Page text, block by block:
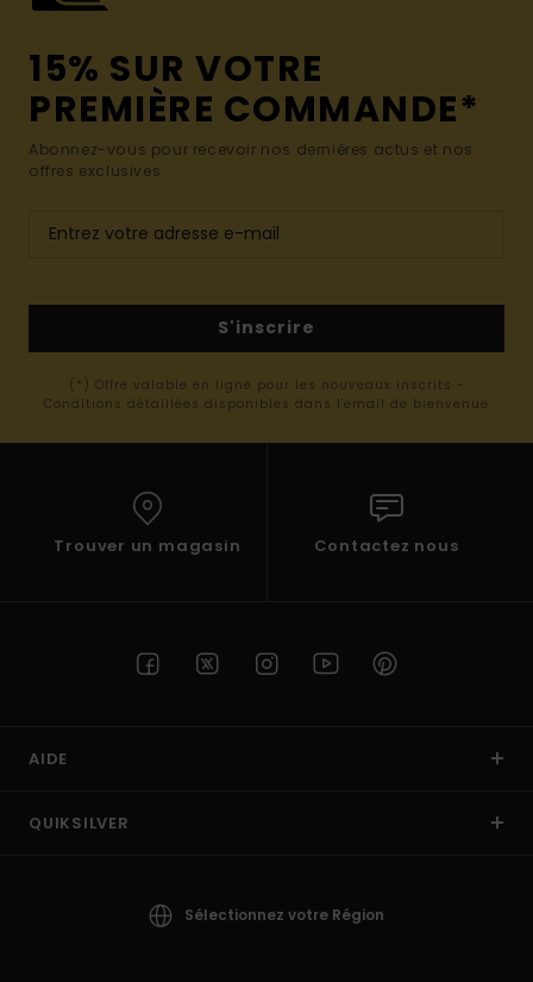
15% SUR VOTRE
PREMIÈRE COMMANDE*
Abonnez-vous pour recevoir nos dernières actus et nos
offres exclusives.
S'inscrire
(*) Offre valable en ligne pour les nouveaux inscrits -
Conditions détaillées disponibles dans l'email de bienvenue
Trouver un magasin Contactez nous
AIDE
QUIKSILVER
Sélectionnez votre Région